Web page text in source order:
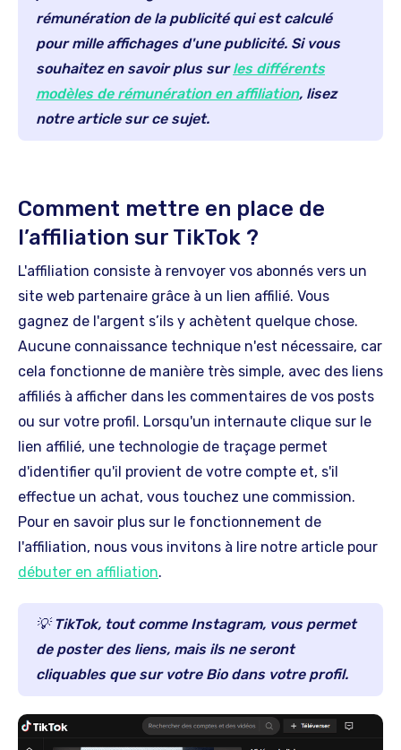
rémunération de la publicité qui est calculé
pour mille affichages d'une publicité. Si vous
souhaitez en savoir plus surles différents
modèles de rémunération en affiliation, lisez
notre article sur ce sujet.
Comment mettre en place de
l’affiliation sur TikTok ?
L'affiliation consiste à renvoyer vos abonnés vers un
site web partenaire grâce à un lien affilié. Vous
gagnez de l'argent s’ils y achètent quelque chose.
Aucune connaissance technique n'est nécessaire, car
cela fonctionne de manière très simple, avec des liens
affiliés à afficher dans les commentaires de vos posts
ou sur votre profil. Lorsqu'un internaute clique sur le
lien affilié, une technologie de traçage permet
d'identifier qu'il provient de votre compte et, s'il
effectue un achat, vous touchez une commission.
Pour en savoir plus sur le fonctionnement de
l'affiliation, nous vous invitons à lire notre article pour
débuter en affiliation.
💡 TikTok, tout comme Instagram, vous permet
de poster des liens, mais ils ne seront
cliquables que sur votre Bio dans votre profil.